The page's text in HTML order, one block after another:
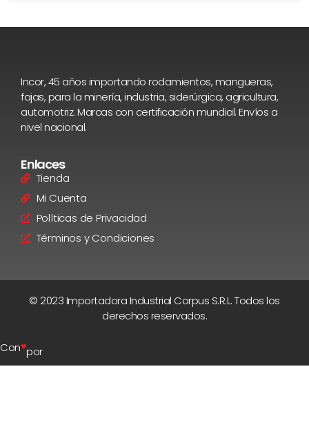
Incor, 45 años importando rodamientos, mangueras,
fajas, para la minería, industria, siderúrgica, agricultura,
automotriz. Marcas con certificación mundial. Envíos a
nivel nacional.
Enlaces
Tienda
Mi Cuenta
Políticas de Privacidad
Términos y Condiciones
© 2023 Importadora Industrial Corpus S.R.L. Todos los
derechos reservados.
Con♥por